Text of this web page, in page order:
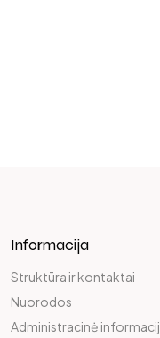
Informacija
Struktūra ir kontaktai
Nuorodos
Administracinė